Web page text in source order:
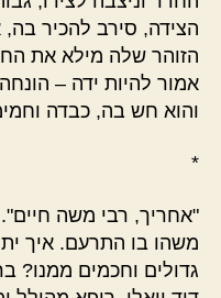
הצידה, סירב להכיר
הזוהר שלה מילא את
אמור להיות ידה –
והוא חש בה, כבדה
*
"אחריך, רבי משה חיים".
משהו בו התרעם. איך
גדולים וחכמים ממנו?